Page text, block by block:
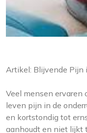
Artikel: Blijvende Pijn
Veel mensen ervaren
leven pijn in de
en kortstondig tot
aanhoudt en niet lijkt